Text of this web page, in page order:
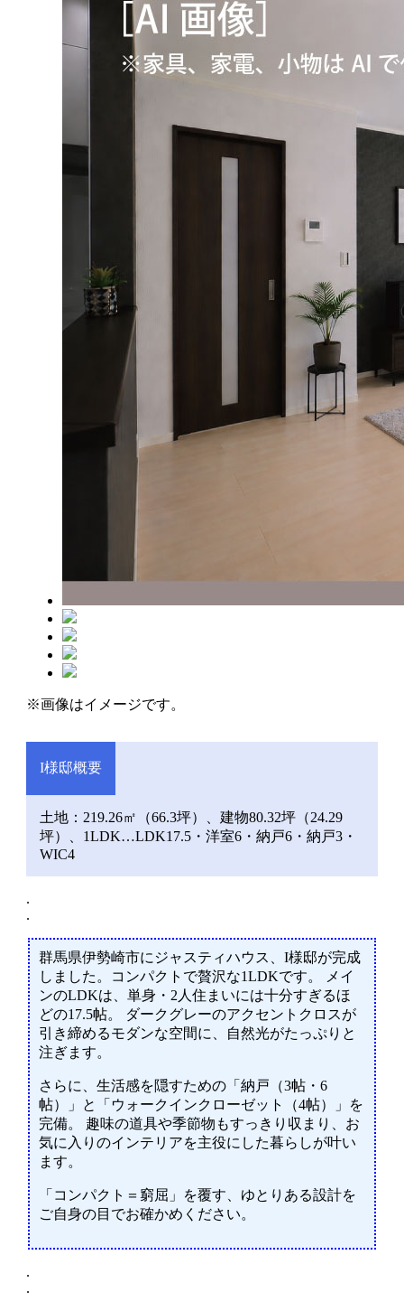
※画像はイメージです。
I様邸概要
土地：219.26㎡（66.3坪）、建物80.32坪（24.29
坪）、1LDK…LDK17.5・洋室6・納戸6・納戸3・
WIC4
.
.
群馬県伊勢崎市にジャスティハウス、I様邸が完成
しました。コンパクトで贅沢な1LDKです。 メイ
ンのLDKは、単身・2人住まいには十分すぎるほ
どの17.5帖。 ダークグレーのアクセントクロスが
引き締めるモダンな空間に、自然光がたっぷりと
注ぎます。
さらに、生活感を隠すための「納戸（3帖・6
帖）」と「ウォークインクローゼット（4帖）」を
完備。 趣味の道具や季節物もすっきり収まり、お
気に入りのインテリアを主役にした暮らしが叶い
ます。
「コンパクト＝窮屈」を覆す、ゆとりある設計を
ご自身の目でお確かめください。
.
.